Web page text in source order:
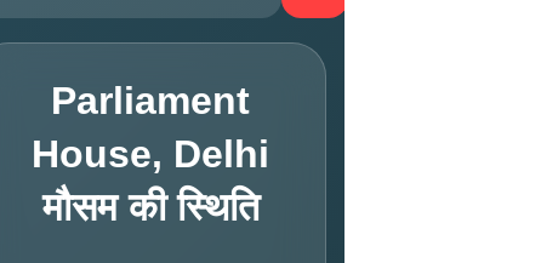
Parliament
House, Delhi
मौसम की स्थिति